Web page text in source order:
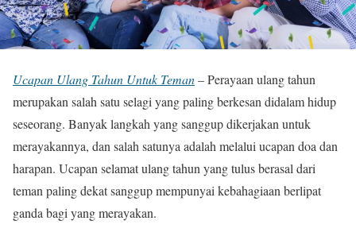
Ucapan Ulang Tahun Untuk Teman– Perayaan ulang tahun
merupakan salah satu selagi yang paling berkesan didalam hidup
seseorang. Banyak langkah yang sanggup dikerjakan untuk
merayakannya, dan salah satunya adalah melalui ucapan doa dan
harapan. Ucapan selamat ulang tahun yang tulus berasal dari
teman paling dekat sanggup mempunyai kebahagiaan berlipat
ganda bagi yang merayakan.